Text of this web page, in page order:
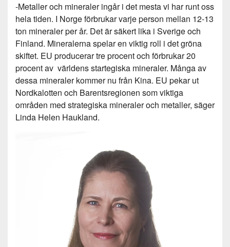
-Metaller och mineraler ingår i det mesta vi har runt oss
hela tiden. I Norge förbrukar varje person mellan 12-13
ton mineraler per år. Det är säkert lika i Sverige och
Finland. Mineralerna spelar en viktig roll i det gröna
skiftet. EU producerar tre procent och förbrukar 20
procent av världens startegiska mineraler. Många av
dessa mineraler kommer nu från Kina. EU pekar ut
Nordkalotten och Barentsregionen som viktiga
områden med strategiska mineraler och metaller, säger
Linda Helen Haukland.